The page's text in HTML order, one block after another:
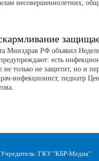
несовершеннолетних,
Минздрав РФ объявил
есть
не только не защитит, но и
инфекционист, педиатр
Учредитель: ГКУ "КБР-Медиа"